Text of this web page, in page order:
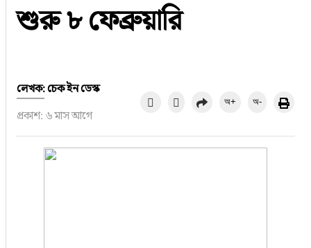
শুরু ৮ ফেব্রুয়ারি
লেখক: চেক ইন ডেস্ক
প্রকাশ: ৬ মাস আগে
অ+ অ-